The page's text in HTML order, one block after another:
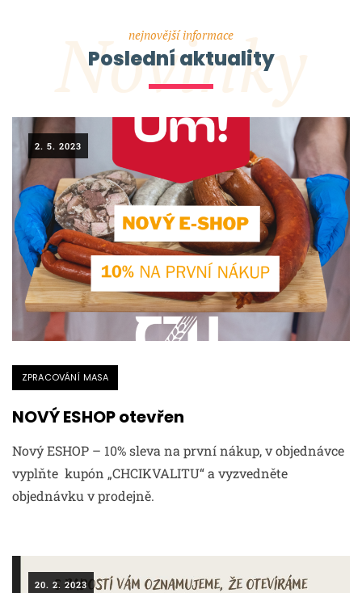
Novinky
nejnovější informace
Poslední aktuality
2. 5. 2023
ZPRACOVÁNÍ MASA
NOVÝ ESHOP otevřen
Nový ESHOP – 10% sleva na první nákup, v objednávce
vyplňte kupón „CHCIKVALITU“ a vyzvedněte
objednávku v prodejně.
20. 2. 2023